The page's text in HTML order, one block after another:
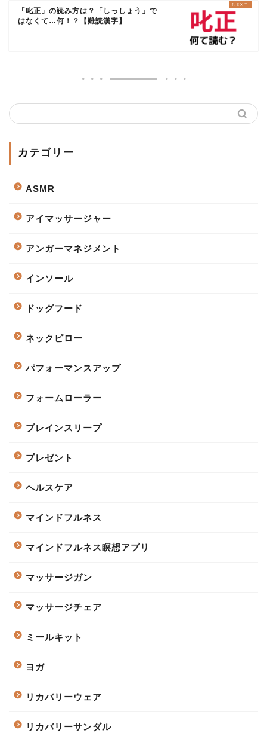
「叱正」の読み方は？「しっしょう」で
はなくて…何！？【難読漢字】
カテゴリー
ASMR
アイマッサージャー
アンガーマネジメント
インソール
ドッグフード
ネックピロー
パフォーマンスアップ
フォームローラー
ブレインスリープ
プレゼント
ヘルスケア
マインドフルネス
マインドフルネス瞑想アプリ
マッサージガン
マッサージチェア
ミールキット
ヨガ
リカバリーウェア
リカバリーサンダル